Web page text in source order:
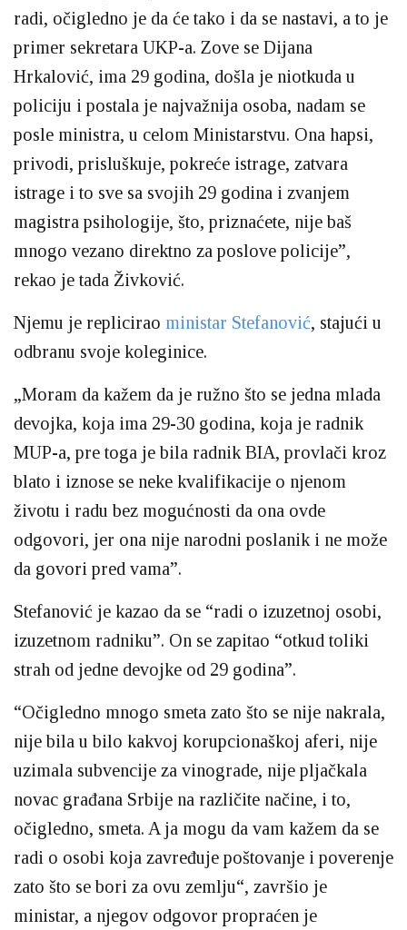
radi, očigledno je da će tako i da se nastavi, a to je
primer sekretara UKP-a. Zove se Dijana
Hrkalović, ima 29 godina, došla je niotkuda u
policiju i postala je najvažnija osoba, nadam se
posle ministra, u celom Ministarstvu. Ona hapsi,
privodi, prisluškuje, pokreće istrage, zatvara
istrage i to sve sa svojih 29 godina i zvanjem
magistra psihologije, što, priznaćete, nije baš
mnogo vezano direktno za poslove policije”,
rekao je tada Živković.
Njemu je replicirao ministar Stefanović, stajući u
odbranu svoje koleginice.
„Moram da kažem da je ružno što se jedna mlada
devojka, koja ima 29-30 godina, koja je radnik
MUP-a, pre toga je bila radnik BIA, provlači kroz
blato i iznose se neke kvalifikacije o njenom
životu i radu bez mogućnosti da ona ovde
odgovori, jer ona nije narodni poslanik i ne može
da govori pred vama”.
Stefanović je kazao da se “radi o izuzetnoj osobi,
izuzetnom radniku”. On se zapitao “otkud toliki
strah od jedne devojke od 29 godina”.
“Očigledno mnogo smeta zato što se nije nakrala,
nije bila u bilo kakvoj korupcionaškoj aferi, nije
uzimala subvencije za vinograde, nije pljačkala
novac građana Srbije na različite načine, i to,
očigledno, smeta. A ja mogu da vam kažem da se
radi o osobi koja zavređuje poštovanje i poverenje
zato što se bori za ovu zemlju“, završio je
ministar, a njegov odgovor propraćen je